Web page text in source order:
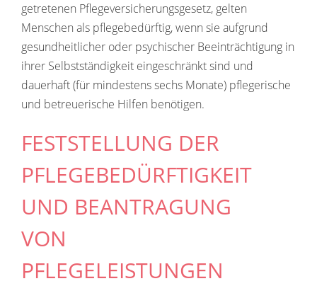
getretenen Pflegeversicherungsgesetz, gelten
Menschen als pflegebedürftig, wenn sie aufgrund
gesundheitlicher oder psychischer Beeinträchtigung in
ihrer Selbstständigkeit eingeschränkt sind und
dauerhaft (für mindestens sechs Monate) pflegerische
und betreuerische Hilfen benötigen.
FESTSTELLUNG DER
PFLEGEBEDÜRFTIGKEIT
UND BEANTRAGUNG
VON
PFLEGELEISTUNGEN